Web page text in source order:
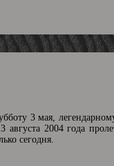
3 мая,
2004 года
сегодня.